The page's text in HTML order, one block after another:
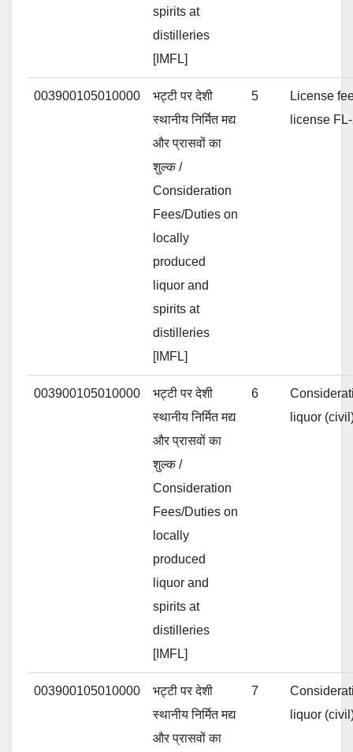
spirits at
distilleries
[IMFL]
003900105010000
भट्टी पर देशी
स्थानीय निर्मित मद्य
और प्रासवों का
शुल्क /
Consideration
Fees/Duties on
locally
produced
liquor and
spirits at
distilleries
[IMFL]
5
License
license
003900105010000
भट्टी पर देशी
स्थानीय निर्मित मद्य
और प्रासवों का
शुल्क /
Consideration
Fees/Duties on
locally
produced
liquor and
spirits at
distilleries
[IMFL]
6
liquor
003900105010000
भट्टी पर देशी
स्थानीय निर्मित मद्य
और प्रासवों का
7
liquor